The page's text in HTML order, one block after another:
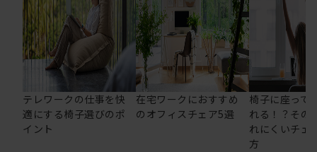
テレワークの仕事を快
適にする椅子選びのポ
イント
在宅ワークにおすすめ
のオフィスチェア5選
椅子に座って
れる！？その
れにくいチェ
方